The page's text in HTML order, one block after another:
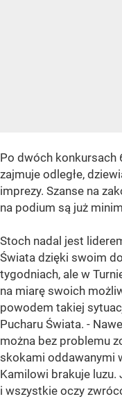
Po dwóch konkursach
zajmuje odległe,
imprezy. Szanse na
na podium są już
Stoch nadal jest
Świata dzięki swoim
tygodniach, ale w
na miarę swoich
powodem takiej
Pucharu Świata. -
można bez problemu
skokami oddawanymi
Kamilowi brakuje luzu.
i wszystkie oczy